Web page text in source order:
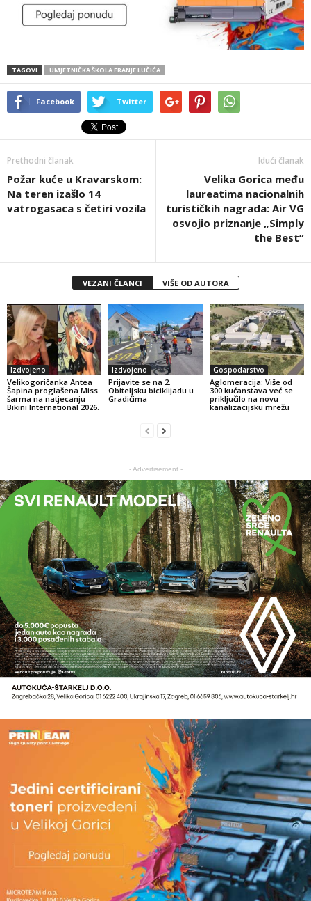
TAGOVI UMJETNIČKA ŠKOLA FRANJE LUČIĆA
Facebook Twitter
Prethodni članak
Požar kuće u Kravarskom:
Na teren izašlo 14
vatrogasaca s četiri vozila
Idući članak
Velika Gorica među
laureatima nacionalnih
turističkih nagrada: Air VG
osvojio priznanje „Simply
the Best“
VEZANI ČLANCI VIŠE OD AUTORA
Izdvojeno
Velikogoričanka Antea
Šapina proglašena Miss
šarma na natjecanju
Bikini International 2026.
Izdvojeno
Prijavite se na 2.
Obiteljsku biciklijadu u
Gradićima
Gospodarstvo
Aglomeracija: Više od
300 kućanstava već se
priključilo na novu
kanalizacijsku mrežu
- Advertisement -